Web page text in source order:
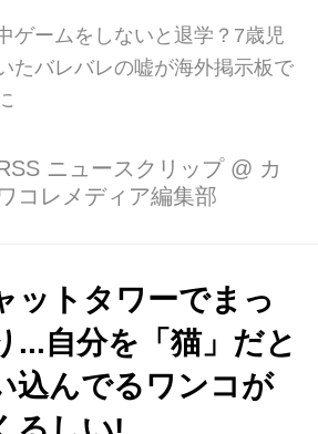
ゲームをしないと退学？7歳児
たバレバレの嘘が海外掲示板で
ニュースクリップ @ カ
コレメディア編集部
ットタワーでまっ
...自分を「猫」だと
込んでるワンコが